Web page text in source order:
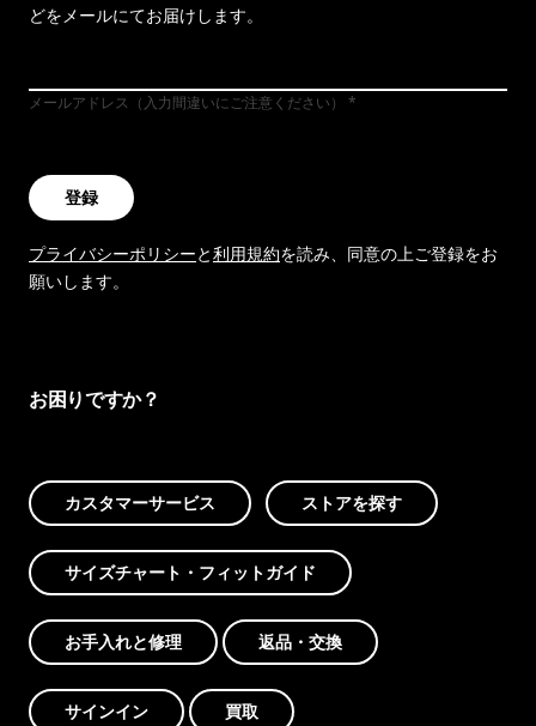
どをメールにてお届けします。
メールアドレス（入力間違いにご注意ください）
登録
プライバシーポリシーと利用規約を読み、同意の上ご登録をお
願いします。
お困りですか？
カスタマーサービス ストアを探す
サイズチャート・フィットガイド
お手入れと修理 返品・交換
サインイン 買取